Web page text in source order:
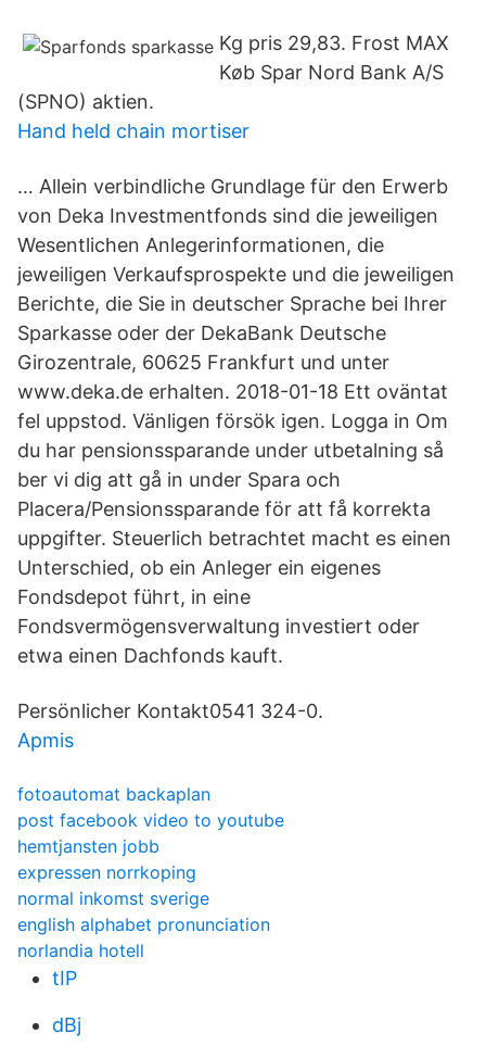
Kg pris 29,83. Frost MAX
Køb Spar Nord Bank A/S
(SPNO) aktien.
Hand held chain mortiser
… Allein verbindliche Grundlage für den Erwerb
von Deka Investmentfonds sind die jeweiligen
Wesentlichen Anlegerinformationen, die
jeweiligen Verkaufsprospekte und die jeweiligen
Berichte, die Sie in deutscher Sprache bei Ihrer
Sparkasse oder der DekaBank Deutsche
Girozentrale, 60625 Frankfurt und unter
www.deka.de erhalten. 2018-01-18 Ett oväntat
fel uppstod. Vänligen försök igen. Logga in Om
du har pensionssparande under utbetalning så
ber vi dig att gå in under Spara och
Placera/Pensionssparande för att få korrekta
uppgifter. Steuerlich betrachtet macht es einen
Unterschied, ob ein Anleger ein eigenes
Fondsdepot führt, in eine
Fondsvermögensverwaltung investiert oder
etwa einen Dachfonds kauft.
Persönlicher Kontakt0541 324-0.
Apmis
fotoautomat backaplan
post facebook video to youtube
hemtjansten jobb
expressen norrkoping
normal inkomst sverige
english alphabet pronunciation
norlandia hotell
tIP
dBj